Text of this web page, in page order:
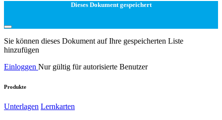
Dieses Dokument gespeichert
Sie können dieses Dokument auf Ihre gespeicherten Liste
hinzufügen
Einloggen Nur gültig für autorisierte Benutzer
Produkte
Unterlagen Lernkarten